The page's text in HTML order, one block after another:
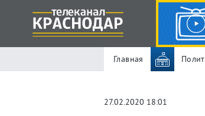
Главная
27.02.2020 18:01